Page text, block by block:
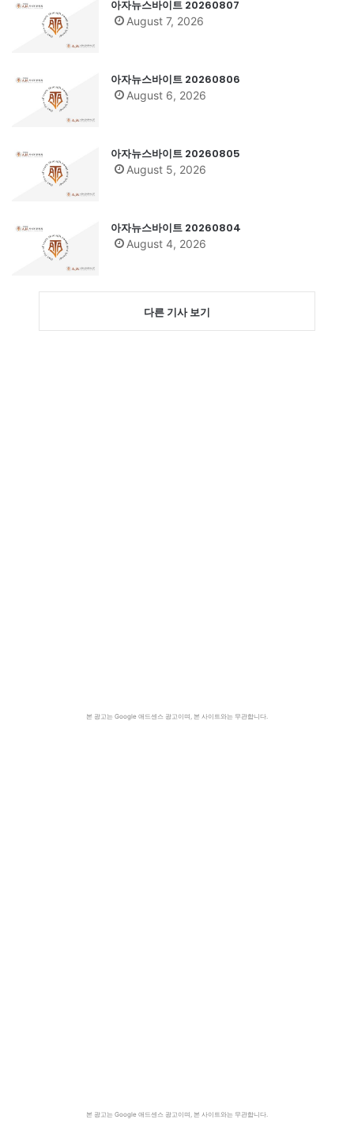
아자뉴스바이트 20260807
August 7, 2026
아자뉴스바이트 20260806
August 6, 2026
아자뉴스바이트 20260805
August 5, 2026
아자뉴스바이트 20260804
August 4, 2026
다른 기사 보기
본 광고는 Google 애드센스 광고이며, 본 사이트와는 무관합니다.
본 광고는 Google 애드센스 광고이며, 본 사이트와는 무관합니다.